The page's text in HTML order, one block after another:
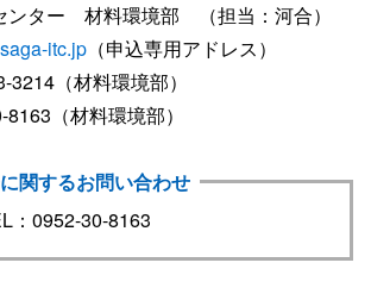
ンター 材料環境部 （担当：河合）
itc.jp （申込専用アドレス）
（材料環境部）
（材料環境部）
関するお問い合わせ
：0952-30-8163